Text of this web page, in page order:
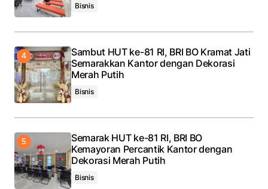
Bisnis
Sambut HUT ke-81 RI, BRI BO Kramat Jati
Semarakkan Kantor dengan Dekorasi
Merah Putih
Bisnis
Semarak HUT ke-81 RI, BRI BO
Kemayoran Percantik Kantor dengan
Dekorasi Merah Putih
Bisnis